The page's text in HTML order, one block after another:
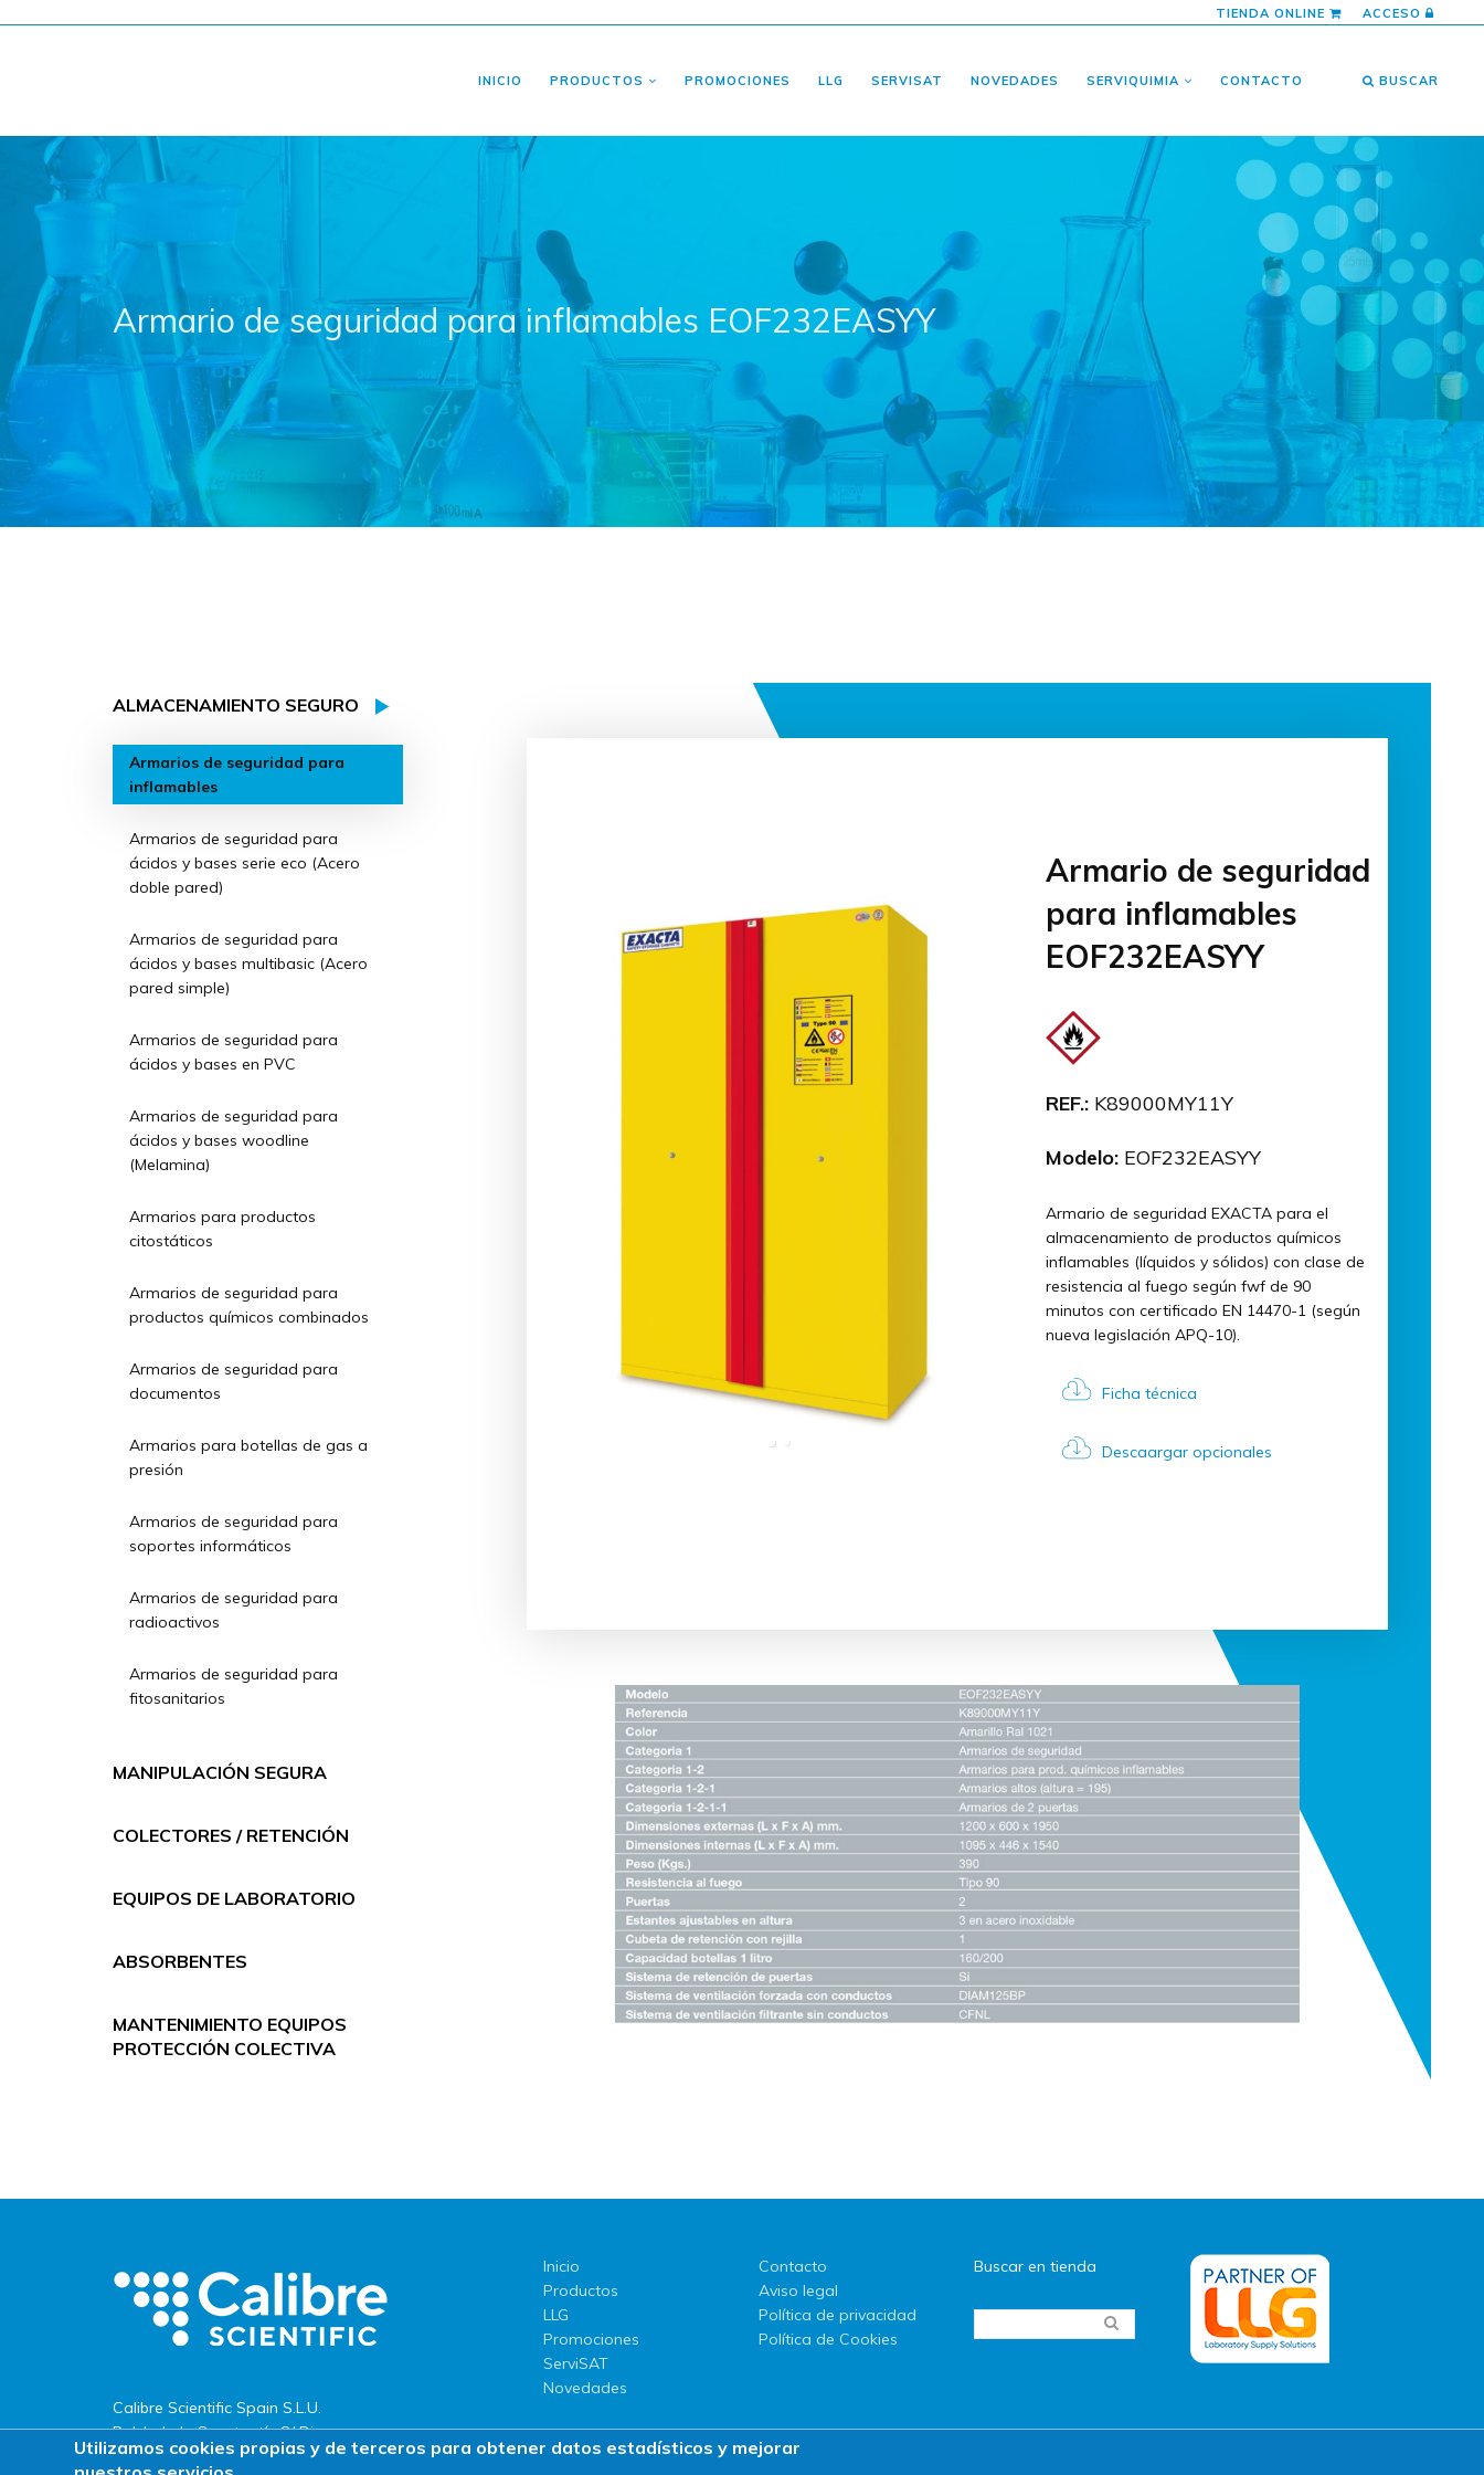
TIENDA ONLINE ACCESO
INICIO PRODUCTOS PROMOCIONES LLG SERVISAT NOVEDADES SERVIQUIMIA CONTACTO BUSCAR
Armario de seguridad para inflamables EOF232EASYY
ALMACENAMIENTO SEGURO
Armarios de seguridad para
inflamables
Armarios de seguridad para
ácidos y bases serie eco (Acero
doble pared)
Armarios de seguridad para
ácidos y bases multibasic (Acero
pared simple)
Armarios de seguridad para
ácidos y bases en PVC
Armarios de seguridad para
ácidos y bases woodline
(Melamina)
Armarios para productos
citostáticos
Armarios de seguridad para
productos químicos combinados
Armarios de seguridad para
documentos
Armarios para botellas de gas a
presión
Armarios de seguridad para
soportes informáticos
Armarios de seguridad para
radioactivos
Armarios de seguridad para
fitosanitarios
MANIPULACIÓN SEGURA
COLECTORES / RETENCIÓN
EQUIPOS DE LABORATORIO
ABSORBENTES
MANTENIMIENTO EQUIPOS
PROTECCIÓN COLECTIVA
Armario de seguridad
para inflamables
EOF232EASYY
REF.: K89000MY11Y
Modelo: EOF232EASYY
Armario de seguridad EXACTA para el
almacenamiento de productos químicos
inflamables (líquidos y sólidos) con clase de
resistencia al fuego según fwf de 90
minutos con certificado EN 14470-1 (según
nueva legislación APQ-10).
Ficha técnica
Descaargar opcionales
Calibre Scientific Spain S.L.U.
Pol. Ind. de Constantí · C/ Dinamarca,
s/n
Inicio
Productos
LLG
Promociones
ServiSAT
Novedades
Contacto
Aviso legal
Política de privacidad
Política de Cookies
Buscar en tienda
Utilizamos cookies propias y de terceros para obtener datos estadísticos y mejorar